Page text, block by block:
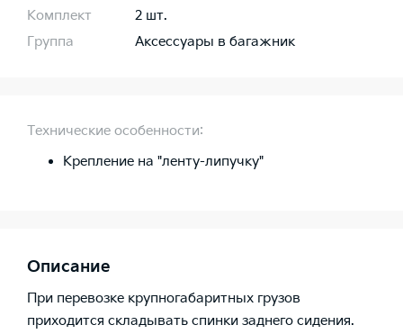
Комплект
2 шт.
Группа
Аксессуары в багажник
Технические особенности:
Крепление на "ленту-липучку"
Описание
При перевозке крупногабаритных грузов
приходится складывать спинки заднего сидения.